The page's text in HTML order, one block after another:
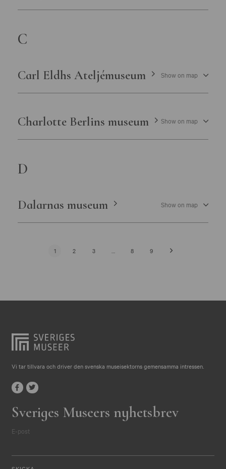
C
Carl Eldhs Ateljémuseum Show on map
Charlotte Berlins museum Show on map
D
Dalarnas museum Show on map
1 2 3 … 8 9
Vi tar tillvara och driver den svenska museisektorns gemensamma intressen.
Sveriges Museers nyhetsbrev
E-post